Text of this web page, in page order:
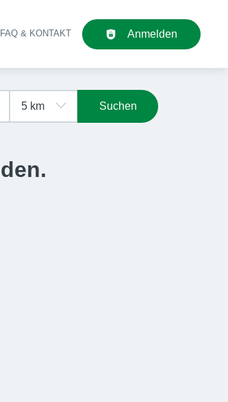
FAQ & KONTAKT Anmelden
Suchen